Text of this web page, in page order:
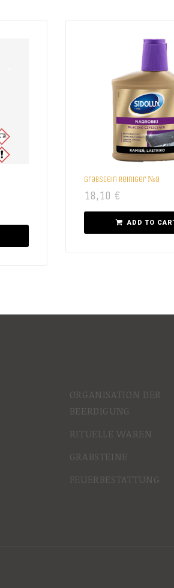
Grabstein Reiniger №9
18,10 €
ADD TO
ORGANISATION DER
BEERDIGUNG
RITUELLE WAREN
GRABSTEINE
FEUERBESTATTUNG